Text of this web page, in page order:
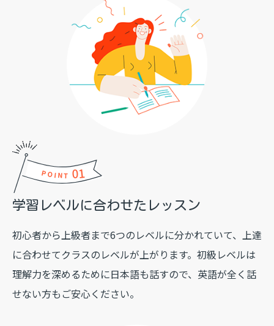
POINT01
学習レベルに合わせた レッスン
初心者から上級者まで6つのレベルに分かれていて、上達
に合わせてクラスのレベルが上がります。初級レベルは
理解力を深めるために日本語も話すので、英語が全く話
せない方もご安心ください。